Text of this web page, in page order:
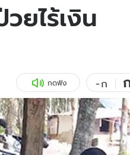
วัยรุ่น
สุขภาพ
เที่ยว-กิน
Tasteful Thailand
Sanook Choice
ยไร้เงิน
กดฟัง -ก